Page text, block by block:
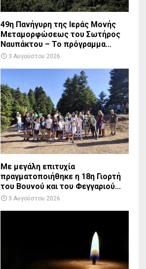
49η Πανήγυρη της Ιεράς Μονής
Μεταμορφώσεως του Σωτήρος
Ναυπάκτου – Το πρόγραμμα...
3 Αυγούστου 2026
Με μεγάλη επιτυχία
πραγματοποιήθηκε η 18η Γιορτή
του Βουνού και του Φεγγαριού...
3 Αυγούστου 2026